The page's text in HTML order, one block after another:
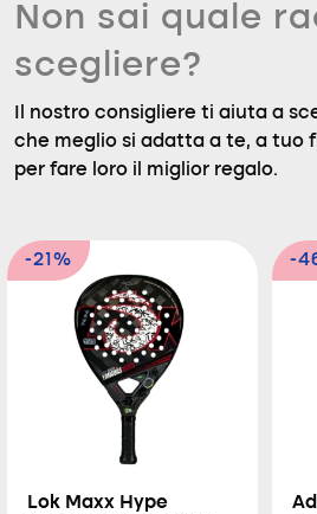
Non sai quale
scegliere?
Il nostro consigliere ti aiuta a
che meglio si adatta a te, a tuo
per fare loro il miglior regalo.
-21%
Lok Maxx Hype
-